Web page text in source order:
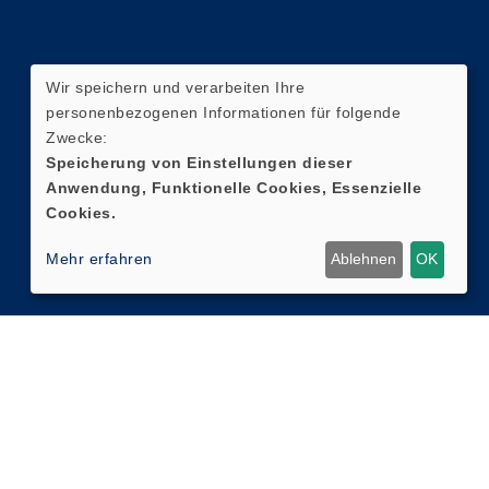
Wir speichern und verarbeiten Ihre
personenbezogenen Informationen für folgende
Zwecke:
Speicherung von Einstellungen dieser
Anwendung, Funktionelle Cookies, Essenzielle
Cookies.
Mehr erfahren Ablehnen OK